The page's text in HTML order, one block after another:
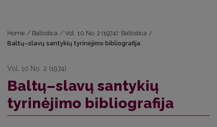
Home / Baltistica / Vol. 10 No. 2 (1974): Baltistica /
Baltų–slavų santykių tyrinėjimo bibliografija
Vol. 10 No. 2 (1974)
Baltų–slavų santykių
tyrinėjimo bibliografija